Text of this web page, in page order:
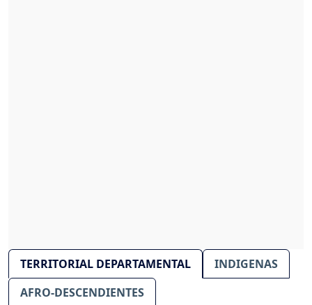
TERRITORIAL DEPARTAMENTAL
INDIGENAS
AFRO-DESCENDIENTES